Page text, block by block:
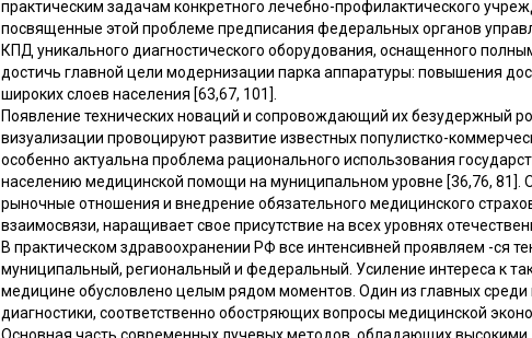
практическим задачам конкретного лечебно-профилактического
посвященные этой проблеме предписания федеральных органов
КПД уникального диагностического оборудования, оснащенного
достичь главной цели модернизации парка аппаратуры: повышения
широких слоев населения [63,67, 101].
Появление технических новаций и сопровождающий их безудержный
визуализации провоцируют развитие известных популистко-
особенно актуальна проблема рационального использования
населению медицинской помощи на муниципальном уровне [36,76, 81].
рыночные отношения и внедрение обязательного медицинского
взаимосвязи, наращивает свое присутствие на всех уровнях
В практическом здравоохранении РФ все интенсивней проявляем -ся
муниципальный, региональный и федеральный. Усиление интереса к
медицине обусловлено целым рядом моментов. Один из главных среди
диагностики, соответственно обостряющих вопросы медицинской
Основная часть современных лучевых методов, обладающих высокими